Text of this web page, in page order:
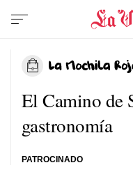
El Camino de
gastronomía
PATROCINADO